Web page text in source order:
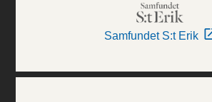
Samfundet S:t Erik